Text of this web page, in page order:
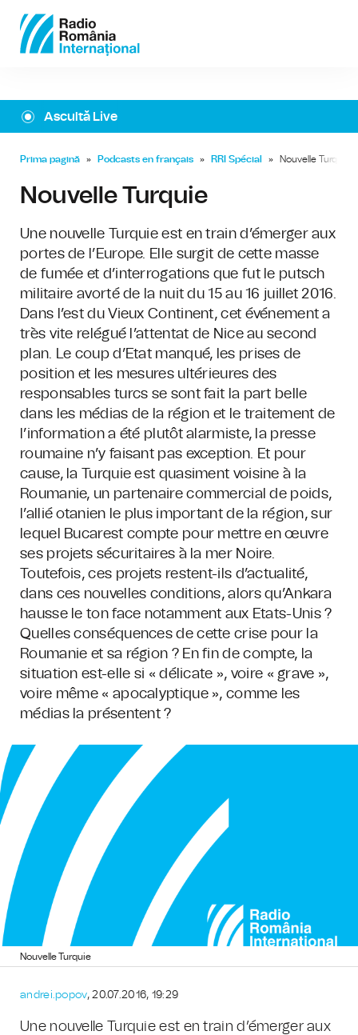
Ascultă Live
Prima pagină » Podcasts en français » RRI Spécial » Nouvelle Turquie
Nouvelle Turquie
Une nouvelle Turquie est en train d’émerger aux
portes de l’Europe. Elle surgit de cette masse
de fumée et d’interrogations que fut le putsch
militaire avorté de la nuit du 15 au 16 juillet 2016.
Dans l’est du Vieux Continent, cet événement a
très vite relégué l’attentat de Nice au second
plan. Le coup d’Etat manqué, les prises de
position et les mesures ultérieures des
responsables turcs se sont fait la part belle
dans les médias de la région et le traitement de
l’information a été plutôt alarmiste, la presse
roumaine n’y faisant pas exception. Et pour
cause, la Turquie est quasiment voisine à la
Roumanie, un partenaire commercial de poids,
l’allié otanien le plus important de la région, sur
lequel Bucarest compte pour mettre en œuvre
ses projets sécuritaires à la mer Noire.
Toutefois, ces projets restent-ils d’actualité,
dans ces nouvelles conditions, alors qu’Ankara
hausse le ton face notamment aux Etats-Unis ?
Quelles conséquences de cette crise pour la
Roumanie et sa région ? En fin de compte, la
situation est-elle si « délicate », voire « grave »,
voire même « apocalyptique », comme les
médias la présentent ?
Nouvelle Turquie
andrei.popov, 20.07.2016, 19:29
Une nouvelle Turquie est en train d’émerger aux